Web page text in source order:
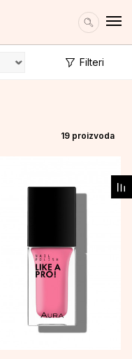
Filteri
19 proizvoda